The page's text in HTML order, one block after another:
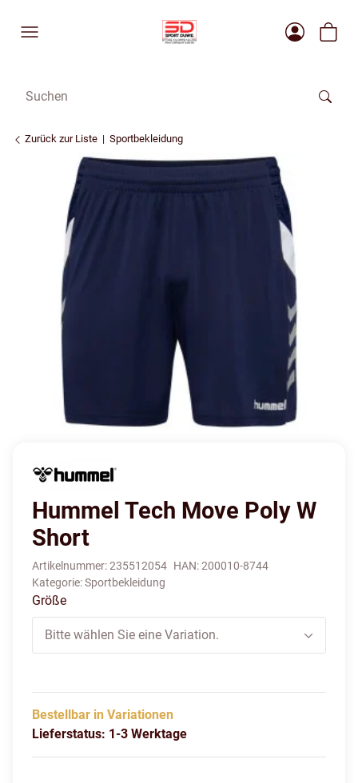
Zurück zur Liste Sportbekleidung
Hummel Tech Move Poly W
Short
Artikelnummer:235512054 HAN:200010-8744
Kategorie:Sportbekleidung
Größe
Bitte wählen Sie eine Variation.
Bestellbar in Variationen
Lieferstatus: 1-3 Werktage